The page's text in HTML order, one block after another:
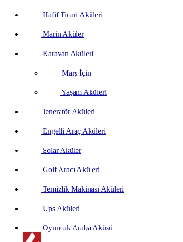
Hafif Ticari Aküleri
Marin Aküler
Karavan Aküleri
Marş İçin
Yaşam Aküleri
Jeneratör Aküleri
Engelli Araç Aküleri
Solar Aküler
Golf Aracı Aküleri
Temizlik Makinası Aküleri
Ups Aküleri
Oyuncak Araba Aküsü